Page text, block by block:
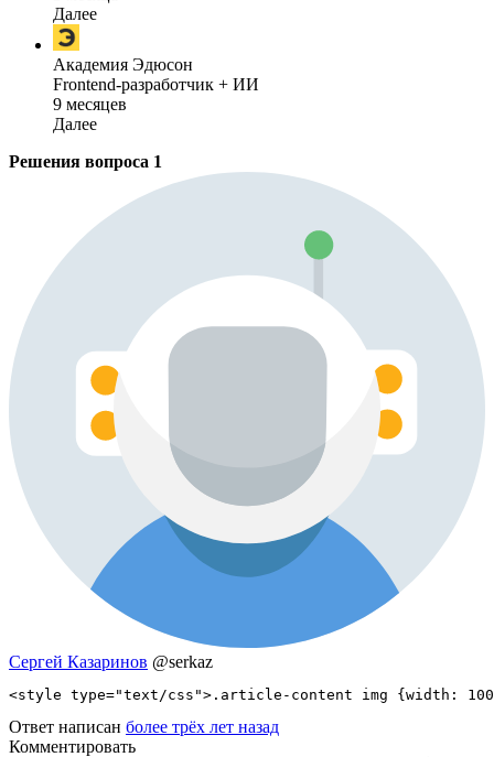
Далее
Академия Эдюсон
Frontend-разработчик + ИИ
9 месяцев
Далее
Решения вопроса 1
Сергей Казаринов @serkaz
<style type="text/css">.article-content img {width:
Ответ написан более трёх лет назад
Комментировать